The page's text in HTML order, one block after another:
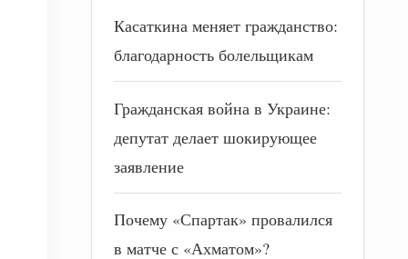
Касаткина меняет гражданство:
благодарность болельщикам
Гражданская война в Украине:
депутат делает шокирующее
заявление
Почему «Спартак» провалился
в матче с «Ахматом»?